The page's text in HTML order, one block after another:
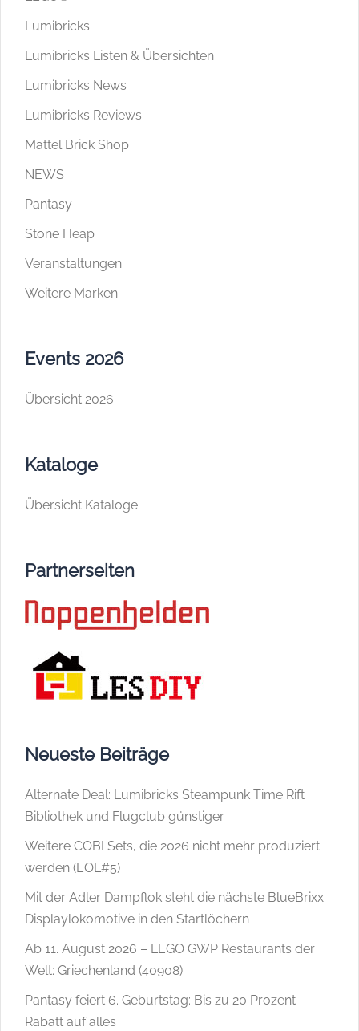
Lumibricks
Lumibricks Listen & Übersichten
Lumibricks News
Lumibricks Reviews
Mattel Brick Shop
NEWS
Pantasy
Stone Heap
Veranstaltungen
Weitere Marken
Events 2026
Übersicht 2026
Kataloge
Übersicht Kataloge
Partnerseiten
Neueste Beiträge
Alternate Deal: Lumibricks Steampunk Time Rift
Bibliothek und Flugclub günstiger
Weitere COBI Sets, die 2026 nicht mehr produziert
werden (EOL#5)
Mit der Adler Dampflok steht die nächste BlueBrixx
Displaylokomotive in den Startlöchern
Ab 11. August 2026 – LEGO GWP Restaurants der
Welt: Griechenland (40908)
Pantasy feiert 6. Geburtstag: Bis zu 20 Prozent
Rabatt auf alles